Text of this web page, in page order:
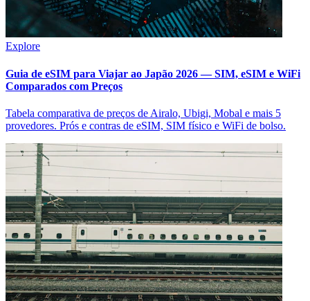
Explore
Guia de eSIM para Viajar ao Japão 2026 — SIM, eSIM e WiFi
Comparados com Preços
Tabela comparativa de preços de Airalo, Ubigi, Mobal e mais 5
provedores. Prós e contras de eSIM, SIM físico e WiFi de bolso.